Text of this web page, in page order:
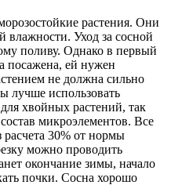
растения. Они
влажности. Уход за сосной
поливу. Однако в первый
посажена, ей нужен
не должна сильно
лучше использовать
хвойных растений, так
микроэлементов. Все
расчета 30% от нормы
можно проводить
окончание зимы, начало
почки. Сосна хорошо